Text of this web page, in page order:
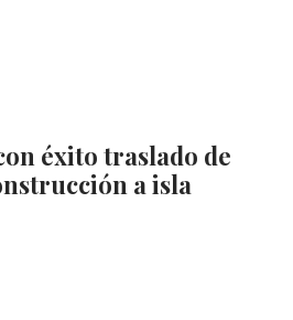
éxito traslado de
a isla